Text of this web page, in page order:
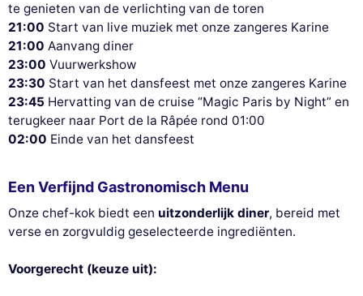
te genieten van de verlichting van de toren
21:00 Start van live muziek met onze zangeres Karine
21:00 Aanvang diner
23:00 Vuurwerkshow
23:30 Start van het dansfeest met onze zangeres Karine
23:45 Hervatting van de cruise “Magic Paris by Night” en
terugkeer naar Port de la Râpée rond 01:00
02:00 Einde van het dansfeest
Een Verfijnd Gastronomisch Menu
Onze chef-kok biedt een uitzonderlijk diner, bereid met
verse en zorgvuldig geselecteerde ingrediënten.
Voorgerecht (keuze uit):